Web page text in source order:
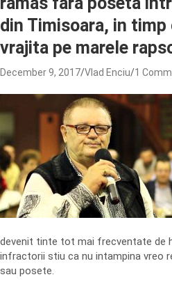
din Timisoara, in
vrajita pe marele
December 9, 2017 Vlad Enciu 1
devenit tinte tot mai frecventate de
infractorii stiu ca nu intampina vreo
sau posete.